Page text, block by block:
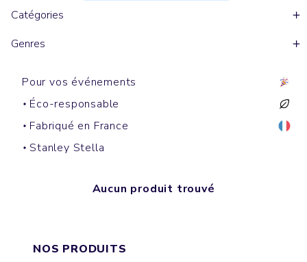
Catégories
Genres
Pour vos événements
Éco-responsable
Fabriqué en France
Stanley Stella
Aucun produit trouvé
NOS PRODUITS